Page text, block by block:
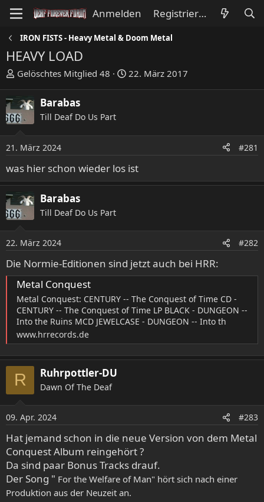
Anmelden Registrieren
IRON FISTS - Heavy Metal & Doom Metal
HEAVY LOAD
E
s
t
e
l
r
Gelöschtes Mitglied 48
E
l
a
m
22. März 2017
Barabas
Till Deaf Do Us Part
21. März 2024 #281
was hier schon wieder los ist
Barabas
Till Deaf Do Us Part
22. März 2024 #282
Die Normie-Editionen sind jetzt auch bei HRR:
Metal Conquest
Metal Conquest: CENTURY -- The Conquest of Time CD -
CENTURY -- The Conquest of Time LP BLACK - DUNGEON --
Into the Ruins MCD JEWELCASE - DUNGEON -- Into th
www.hrrecords.de
R Ruhrpottler-DU
Dawn Of The Deaf
09. Apr. 2024 #283
Hat jemand schon in die neue Version von dem Metal
Conquest Album reingehört ?
Da sind paar Bonus Tracks drauf.
Der Song " For the Welfare of Man" hört sich nach einer
Produktion aus der Neuzeit an.